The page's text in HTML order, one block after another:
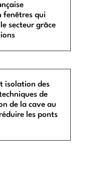
fenêtres qui
secteur grâce
isolation des
de
de la cave au
les ponts